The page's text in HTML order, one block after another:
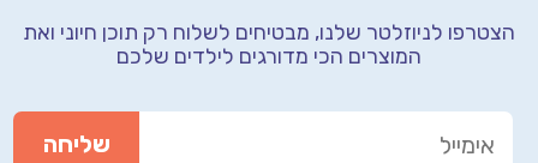
הצטרפו לניוזלטר שלנו, מבטיחים לשלוח רק תוכן חיוני ואת
המוצרים הכי מדורגים לילדים שלכם